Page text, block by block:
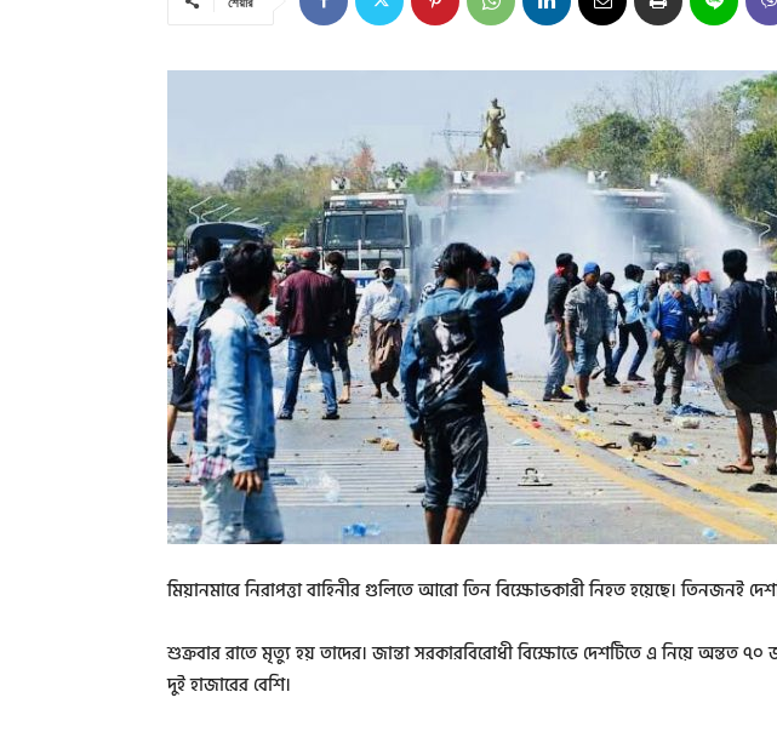
মিয়ানমারে নিরাপত্তা বাহিনীর গুলিতে আরো তিন বিক্ষোভকারী নিহত হয়েছে। তিনজনই
শুক্রবার রাতে মৃত্যু হয় তাদের। জান্তা সরকারবিরোধী বিক্ষোভে দেশটিতে এ নিয়ে অন্তত ৭০
দুই হাজারের বেশি।